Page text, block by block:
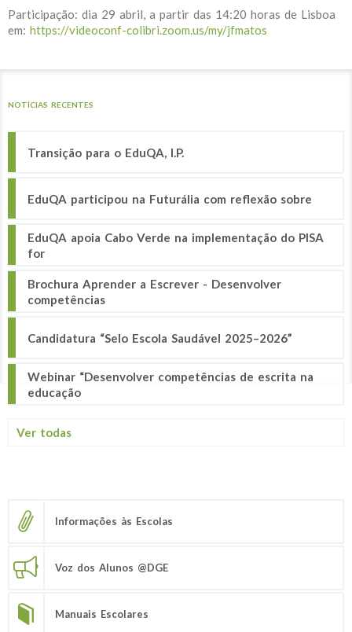
Participação: dia 29 abril, a partir das 14:20 horas de Lisboa
em: https://videoconf-colibri.zoom.us/my/jfmatos
NOTÍCIAS RECENTES
Transição para o EduQA, I.P.
EduQA participou na Futurália com reflexão sobre
EduQA apoia Cabo Verde na implementação do PISA
for
Brochura Aprender a Escrever - Desenvolver
competências
Candidatura “Selo Escola Saudável 2025–2026”
Webinar “Desenvolver competências de escrita na
educação
Ver todas
Informações às Escolas
Voz dos Alunos @DGE
Manuais Escolares